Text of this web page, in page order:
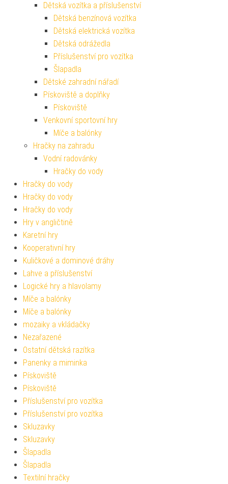
Dětská vozítka a příslušenství
Dětská benzínová vozítka
Dětská elektrická vozítka
Dětská odrážedla
Příslušenství pro vozítka
Šlapadla
Dětské zahradní nářadí
Pískoviště a doplňky
Pískoviště
Venkovní sportovní hry
Míče a balónky
Hračky na zahradu
Vodní radovánky
Hračky do vody
Hračky do vody
Hračky do vody
Hračky do vody
Hry v angličtině
Karetní hry
Kooperativní hry
Kuličkové a dominové dráhy
Lahve a příslušenství
Logické hry a hlavolamy
Míče a balónky
Míče a balónky
mozaiky a vkládačky
Nezařazené
Ostatní dětská razítka
Panenky a miminka
Pískoviště
Pískoviště
Příslušenství pro vozítka
Příslušenství pro vozítka
Skluzavky
Skluzavky
Šlapadla
Šlapadla
Textilní hračky